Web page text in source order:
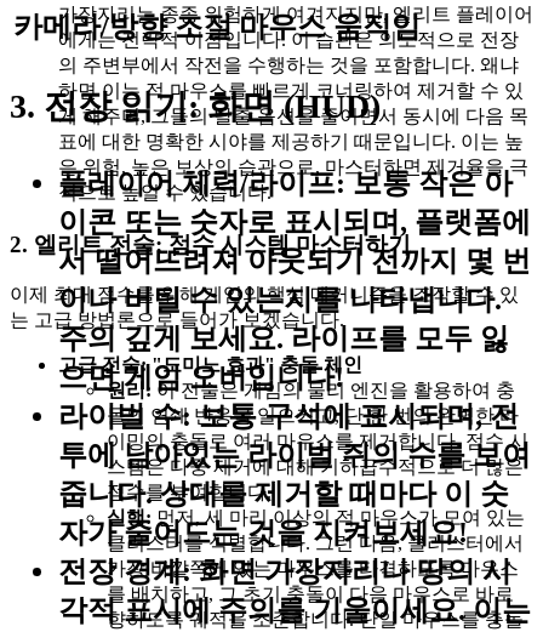
카메라/방향 조절마우스 움직임
3. 전장 읽기: 화면 (HUD)
플레이어 체력/라이프:보통 작은 아
이콘 또는 숫자로 표시되며, 플랫폼에
서 떨어뜨려져 아웃되기 전까지 몇 번
이나 버틸 수 있는지를 나타냅니다.
주의 깊게 보세요. 라이프를 모두 잃
으면 게임 오버입니다!
라이벌 수:보통 구석에 표시되며, 전
투에 남아있는 라이벌 쥐의 수를 보여
줍니다. 상대를 제거할 때마다 이 숫
자가 줄어드는 것을 지켜보세요!
전장 경계:화면 가장자리나 땅의 시
각적 표시에 주의를 기울이세요. 이는
가장자리는 종종 위험하게 여겨지지만, 엘리트 플레이어
에게는 전략적 이점입니다. 이 습관은 의도적으로 전장
의 주변부에서 작전을 수행하는 것을 포함합니다. 왜냐
하면 이는 적 마우스를 빠르게 코너링하여 제거할 수 있
게 해주며, 그들의 탈출 옵션을 줄이면서 동시에 다음 목
표에 대한 명확한 시야를 제공하기 때문입니다. 이는 높
은 위험, 높은 보상의 습관으로, 마스터하면 제거율을 극
적으로 높일 수 있습니다.
2. 엘리트 전술: 점수 시스템 마스터하기
이제 최대 점수를 위해 게임의 핵심 메커니즘을 조작할 수 있
는 고급 방법론으로 들어가 보겠습니다.
고급 전술: "도미노 효과" 충돌 체인
원리: 이 전술은 게임의 물리 엔진을 활용하여 충
돌의 연쇄 반응을 일으키고, 단 한 번의 완벽한 타
이밍의 충돌로 여러 마우스를 제거합니다. 점수 시
스템은 다중 제거에 대해 기하급수적으로 더 많은
점수를 부여합니다.
실행: 먼저, 세 마리 이상의 적 마우스가 모여 있는
클러스터를 식별합니다. 그런 다음, 클러스터에서
가장 바깥쪽에 있는 마우스를 타격하도록 마우스
를 배치하고, 그 초기 충돌이 다음 마우스로 바로
향하도록 궤적을 조준합니다. 단일 마우스를 충돌